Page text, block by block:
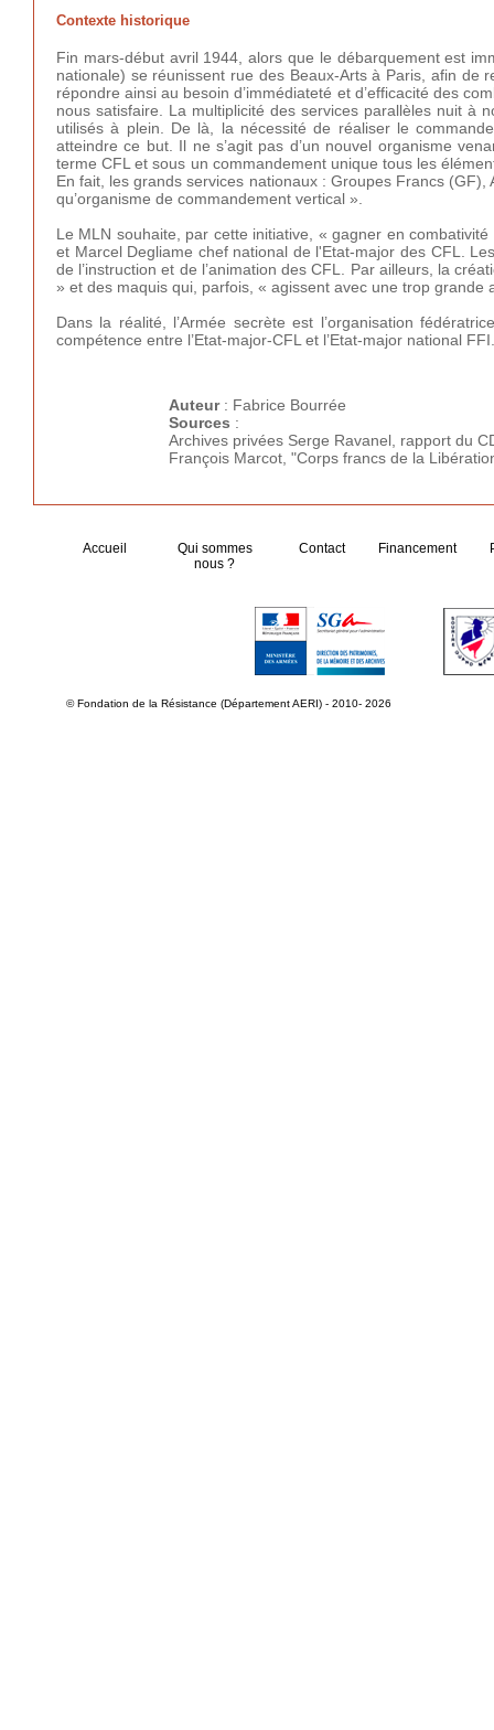
Contexte historique
Fin mars-début avril 1944, alors que le débarquement est
nationale) se réunissent rue des Beaux-Arts à Paris, afin de
répondre ainsi au besoin d’immédiateté et d’efficacité des
nous satisfaire. La multiplicité des services parallèles nuit à
utilisés à plein. De là, la nécessité de réaliser le
atteindre ce but. Il ne s’agit pas d’un nouvel organisme
terme CFL et sous un commandement unique tous les
En fait, les grands services nationaux : Groupes Francs
qu’organisme de commandement vertical ».
Le MLN souhaite, par cette initiative, « gagner en
et Marcel Degliame chef national de l'Etat-major des CFL.
de l’instruction et de l’animation des CFL. Par ailleurs, la
» et des maquis qui, parfois, « agissent avec une trop grande
Dans la réalité, l’Armée secrète est l’organisation
compétence entre l’Etat-major-CFL et l’Etat-major national FFI.
Auteur: Fabrice Bourrée
Sources :
Archives privées Serge Ravanel, rapport du
François Marcot, "Corps francs de la
Accueil
Qui sommes
nous ?
Contact Financement
© Fondation de la Résistance (Département AERI) - 2010- 2026